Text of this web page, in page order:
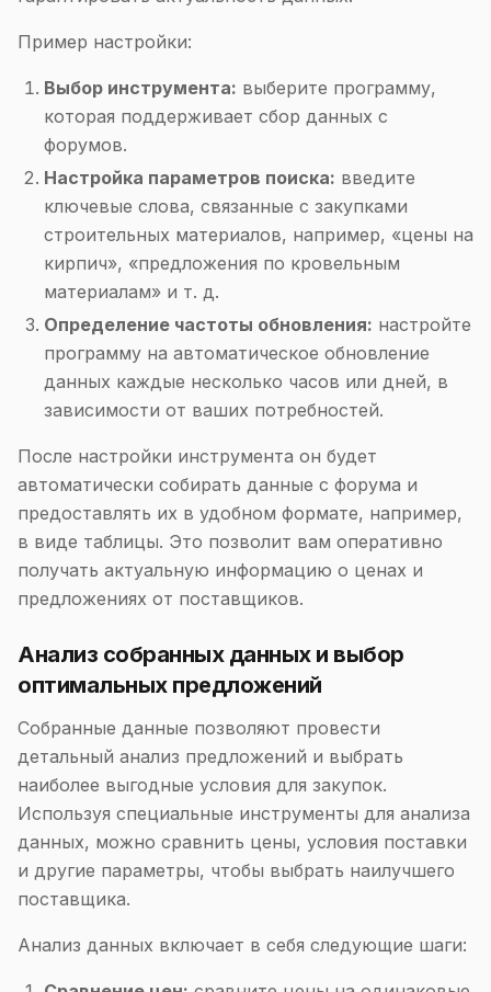
Пример настройки:
Выбор инструмента: выберите программу,
которая поддерживает сбор данных с
форумов.
Настройка параметров поиска: введите
ключевые слова, связанные с закупками
строительных материалов, например, «цены на
кирпич», «предложения по кровельным
материалам» и т. д.
Определение частоты обновления: настройте
программу на автоматическое обновление
данных каждые несколько часов или дней, в
зависимости от ваших потребностей.
После настройки инструмента он будет
автоматически собирать данные с форума и
предоставлять их в удобном формате, например,
в виде таблицы. Это позволит вам оперативно
получать актуальную информацию о ценах и
предложениях от поставщиков.
Анализ собранных данных и выбор
оптимальных предложений
Собранные данные позволяют провести
детальный анализ предложений и выбрать
наиболее выгодные условия для закупок.
Используя специальные инструменты для анализа
данных, можно сравнить цены, условия поставки
и другие параметры, чтобы выбрать наилучшего
поставщика.
Анализ данных включает в себя следующие шаги: